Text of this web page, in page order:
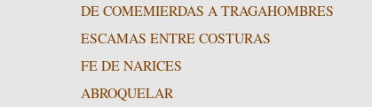
DE COMEMIERDAS A TRAGAHOMBRES
ESCAMAS ENTRE COSTURAS
FE DE NARICES
ABROQUELAR